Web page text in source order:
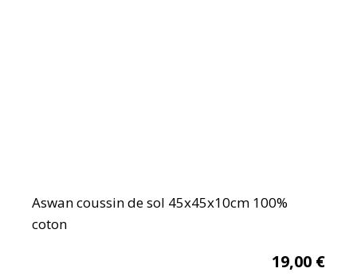
Aswan coussin de sol 45x45x10cm 100%
coton
19,00 €